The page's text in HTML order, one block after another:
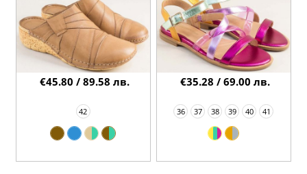
42
€45.80 / 89.58 лв.
36 37 38 39 40 41
€35.28 / 69.00 лв.